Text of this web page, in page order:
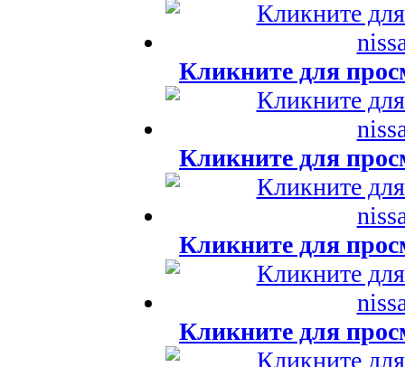
Кликните для
Кликните для
Кликните для
Кликните для